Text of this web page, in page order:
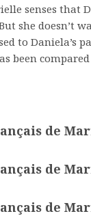
senses that
she doesn’t
to Daniela’s
been
de
de
de